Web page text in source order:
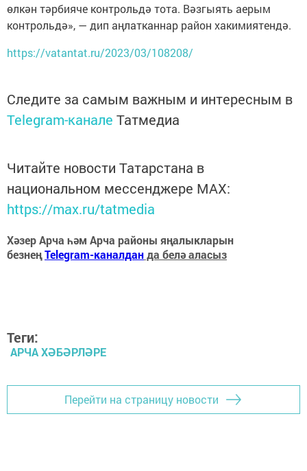
өлкән тәрбияче контрольдә тота. Вәзгыять аерым
контрольдә», — дип аңлатканнар район хакимиятендә.
https://vatantat.ru/2023/03/108208/
Следите за самым важным и интересным в
Telegram-канале Татмедиа
Читайте новости Татарстана в
национальном мессенджере MАХ:
https://max.ru/tatmedia
Хәзер Арча һәм Арча районы яңалыкларын
безнеңTelegram-каналданда белә аласыз
Теги:
АРЧА ХӘБӘРЛӘРЕ
Перейти на страницу новости